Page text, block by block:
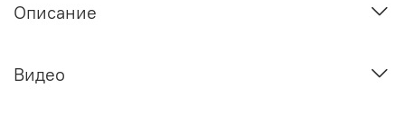
Описание
Видео